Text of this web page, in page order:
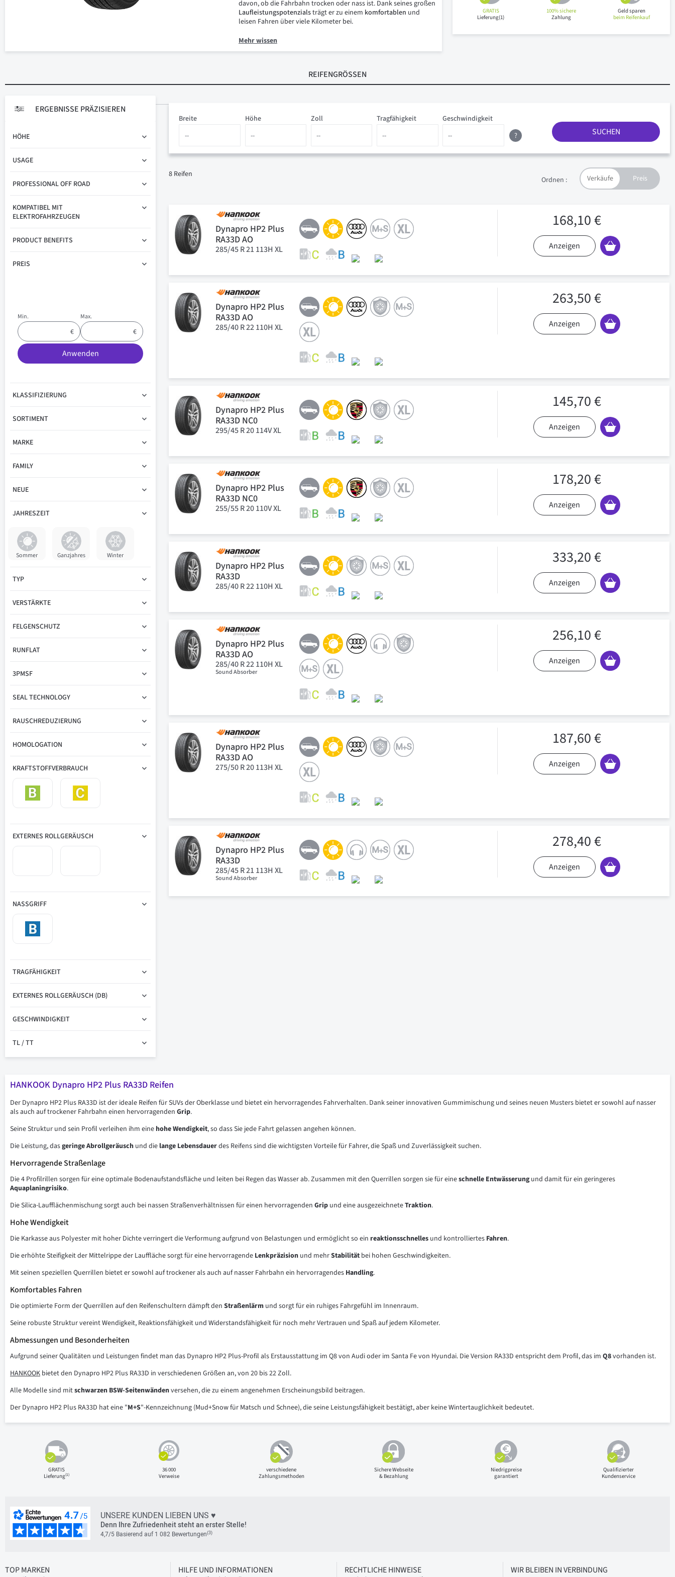
davon, ob die Fahrbahn trocken oder nass ist. Dank seines großen
Laufleistungspotenzialsträgt er zu einem komfortablen und
leisen Fahren über viele Kilometer bei.
Mehr wissen
GRATIS
Lieferung(1)
100% sichere
Zahlung
Geld sparen
beim Reifenkauf
REIFENGRÖSSEN
Zoll
Höhe Tragfähigkeit Geschwindigkeit
Breite
?
SUCHEN
8 Reifen
Ordnen :
Dynapro HP2 Plus
RA33D AO
285/45 R 21 113H XL
168,10 €
Anzeigen
Dynapro HP2 Plus
RA33D AO
285/40 R 22 110H XL
263,50 €
Anzeigen
Dynapro HP2 Plus
RA33D NC0
295/45 R 20 114V XL
145,70 €
Anzeigen
Dynapro HP2 Plus
RA33D NC0
255/55 R 20 110V XL
178,20 €
Anzeigen
Dynapro HP2 Plus
RA33D
285/40 R 22 110H XL
333,20 €
Anzeigen
Dynapro HP2 Plus
RA33D AO
285/40 R 22 110H XL
Sound Absorber
256,10 €
Anzeigen
Dynapro HP2 Plus
RA33D AO
275/50 R 20 113H XL
187,60 €
Anzeigen
Dynapro HP2 Plus
RA33D
285/45 R 21 113H XL
Sound Absorber
278,40 €
Anzeigen
ERGEBNISSE PRÄZISIEREN
HÖHE
USAGE
PROFESSIONAL OFF ROAD
KOMPATIBEL MIT
ELEKTROFAHRZEUGEN
PRODUCT BENEFITS
PREIS
Min. Max.
Anwenden
KLASSIFIZIERUNG
SORTIMENT
MARKE
FAMILY
NEUE
JAHRESZEIT
Sommer Ganzjahres Winter
TYP
VERSTÄRKTE
FELGENSCHUTZ
RUNFLAT
3PMSF
SEAL TECHNOLOGY
RAUSCHREDUZIERUNG
HOMOLOGATION
KRAFTSTOFFVERBRAUCH
EXTERNES ROLLGERÄUSCH
NASSGRIFF
TRAGFÄHIGKEIT
EXTERNES ROLLGERÄUSCH (DB)
GESCHWINDIGKEIT
TL / TT
HANKOOK Dynapro HP2 Plus RA33D Reifen
Der Dynapro HP2 Plus RA33D ist der ideale Reifen für SUVs der Oberklasse und bietet ein hervorragendes Fahrverhalten. Dank seiner innovativen Gummimischung und seines neuen Musters bietet er sowohl auf nasser
als auch auf trockener Fahrbahn einen hervorragenden Grip.
Seine Struktur und sein Profil verleihen ihm eine hohe Wendigkeit, so dass Sie jede Fahrt gelassen angehen können.
Die Leistung, dasgeringe Abrollgeräusch und die lange Lebensdauerdes Reifens sind die wichtigsten Vorteile für Fahrer, die Spaß und Zuverlässigkeit suchen.
Hervorragende Straßenlage
Die 4 Profilrillen sorgen für eine optimale Bodenaufstandsfläche und leiten bei Regen das Wasser ab. Zusammen mit den Querrillen sorgen sie für eineschnelle Entwässerungund damit für ein geringeres
Aquaplaningrisiko.
Die Silica-Laufflächenmischung sorgt auch bei nassen Straßenverhältnissen für einen hervorragenden Grip und eine ausgezeichneteTraktion.
Hohe Wendigkeit
Die Karkasse aus Polyester mit hoher Dichte verringert die Verformung aufgrund von Belastungen und ermöglicht so ein reaktionsschnelles und kontrolliertes Fahren.
Die erhöhte Steifigkeit der Mittelrippe der Lauffläche sorgt für eine hervorragende Lenkpräzision und mehrStabilität bei hohen Geschwindigkeiten.
Mit seinen speziellen Querrillen bietet er sowohl auf trockener als auch auf nasser Fahrbahn ein hervorragendes Handling.
Komfortables Fahren
Die optimierte Form der Querrillen auf den Reifenschultern dämpft den Straßenlärm und sorgt für ein ruhiges Fahrgefühl im Innenraum.
Seine robuste Struktur vereint Wendigkeit, Reaktionsfähigkeit und Widerstandsfähigkeit für noch mehr Vertrauen und Spaß auf jedem Kilometer.
Abmessungen und Besonderheiten
Aufgrund seiner Qualitäten und Leistungen findet man das Dynapro HP2 Plus-Profil als Erstausstattung im Q8 von Audi oder im Santa Fe von Hyundai. Die Version RA33D entspricht dem Profil, das im Q8vorhanden ist.
HANKOOK bietet den Dynapro HP2 Plus RA33D in verschiedenen Größen an, von 20 bis 22 Zoll.
Alle Modelle sind mitschwarzen BSW-Seitenwändenversehen, die zu einem angenehmen Erscheinungsbild beitragen.
Der Dynapro HP2 Plus RA33D hat eine "M+S"-Kennzeichnung (Mud+Snow für Matsch und Schnee), die seine Leistungsfähigkeit bestätigt, aber keine Wintertauglichkeit bedeutet.
GRATIS
Lieferung(1)
36 000
Verweise
verschiedene
Zahlungsmethoden
Sichere Webseite
& Bezahlung
Niedrigpreise
garantiert
Qualifizierter
Kundenservice
UNSERE KUNDEN LIEBEN UNS ♥
Denn Ihre Zufriedenheit steht an erster Stelle!
4,7/5 Basierend auf 1 082 Bewertungen(3)
TOP MARKEN HILFE UND INFORMATIONEN RECHTLICHE HINWEISE WIR BLEIBEN IN VERBINDUNG